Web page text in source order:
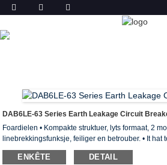
PRODUKT
THÚS
DAB6LE-63 Series Earth Leakage Circuit
Foardielen • Kompakte struktuer, lyts formaat, 2
linebrekkingsfunksje, feiliger en betrouber. • It hat
sterke ferbiningsfermogen. • It hat de
kontakttastân te identifisearjen. • Kin wurde brûkt
ENKÊTE DETAIL